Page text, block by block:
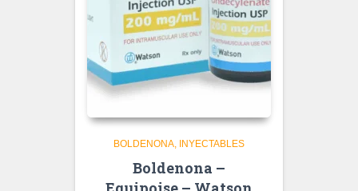
BOLDENONA INYECTABLES
Boldenona –